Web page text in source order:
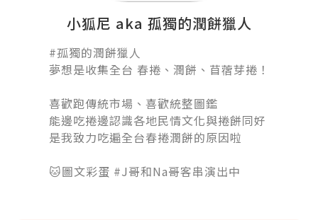
小狐尼 aka 孤獨的潤餅獵人
#孤獨的潤餅獵人󠀠
夢想是收集全台 春捲、潤餅、苜蓿芽捲！
喜歡跑傳統市場、喜歡統整圖鑑
能邊吃捲邊認識各地民情文化與捲餅同好
是我致力吃遍全台春捲潤餅的原因啦
🐱圖文彩蛋 #J哥和Na哥客串演出中